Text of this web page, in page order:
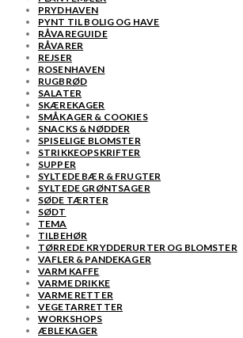
PRYDHAVEN
PYNT TIL BOLIG OG HAVE
RÅVAREGUIDE
RÅVARER
REJSER
ROSENHAVEN
RUGBRØD
SALATER
SKÆREKAGER
SMÅKAGER & COOKIES
SNACKS & NØDDER
SPISELIGE BLOMSTER
STRIKKEOPSKRIFTER
SUPPER
SYLTEDE BÆR & FRUGTER
SYLTEDE GRØNTSAGER
SØDE TÆRTER
SØDT
TEMA
TILBEHØR
TØRREDE KRYDDERURTER OG BLOMSTER
VAFLER & PANDEKAGER
VARM KAFFE
VARME DRIKKE
VARME RETTER
VEGETARRETTER
WORKSHOPS
ÆBLEKAGER